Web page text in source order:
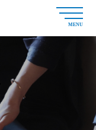
MENU